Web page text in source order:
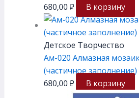
680,00 ₽ В корзину
Детское Творчество
Ам-020 Алмазная
(частичное
680,00 ₽ В корзину